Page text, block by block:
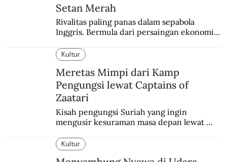
Setan Merah
Rivalitas paling panas dalam sepabola
Inggris. Bermula dari persaingan ekonomi
Kultur
Meretas Mimpi dari Kamp
Pengungsi lewat Captains of
Zaatari
Kisah pengungsi Suriah yang ingin
mengusir kesuraman masa depan lewat
humanis.
Kultur